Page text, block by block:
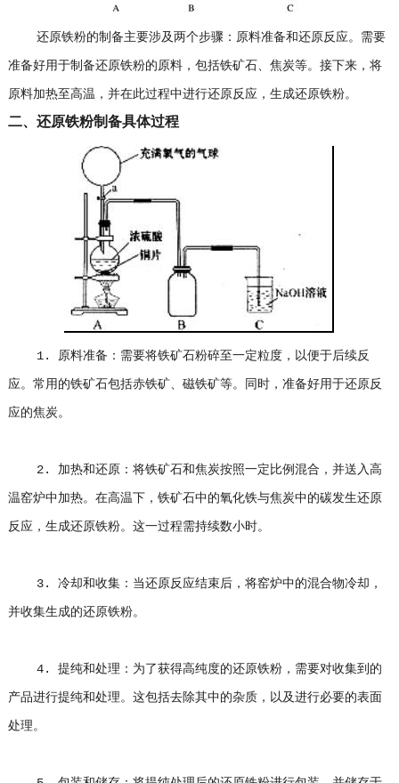
还原铁粉的制备主要涉及两个步骤：原料准备和还原反应。需要
准备好用于制备还原铁粉的原料，包括铁矿石、焦炭等。接下来，将
原料加热至高温，并在此过程中进行还原反应，生成还原铁粉。
二、还原铁粉制备具体过程
1. 原料准备：需要将铁矿石粉碎至一定粒度，以便于后续反
应。常用的铁矿石包括赤铁矿、磁铁矿等。同时，准备好用于还原反
应的焦炭。
2. 加热和还原：将铁矿石和焦炭按照一定比例混合，并送入高
温窑炉中加热。在高温下，铁矿石中的氧化铁与焦炭中的碳发生还原
反应，生成还原铁粉。这一过程需持续数小时。
3. 冷却和收集：当还原反应结束后，将窑炉中的混合物冷却，
并收集生成的还原铁粉。
4. 提纯和处理：为了获得高纯度的还原铁粉，需要对收集到的
产品进行提纯和处理。这包括去除其中的杂质，以及进行必要的表面
处理。